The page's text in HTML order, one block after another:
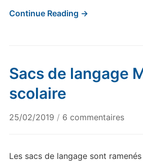
Continue Reading →
Sacs de langage
scolaire
25/02/2019 / 6 commentairessur
Les sacs de langage sont